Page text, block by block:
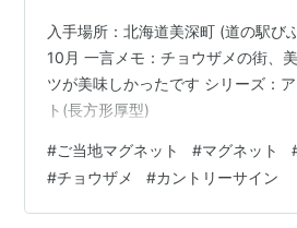
入手場所：北海道美深町 (道の駅び
10月 一言メモ：チョウザメの街、
ツが美味しかったです シリーズ：
ト(長方形厚型)
#ご当地マグネット #マグネット
#チョウザメ #カントリーサイン